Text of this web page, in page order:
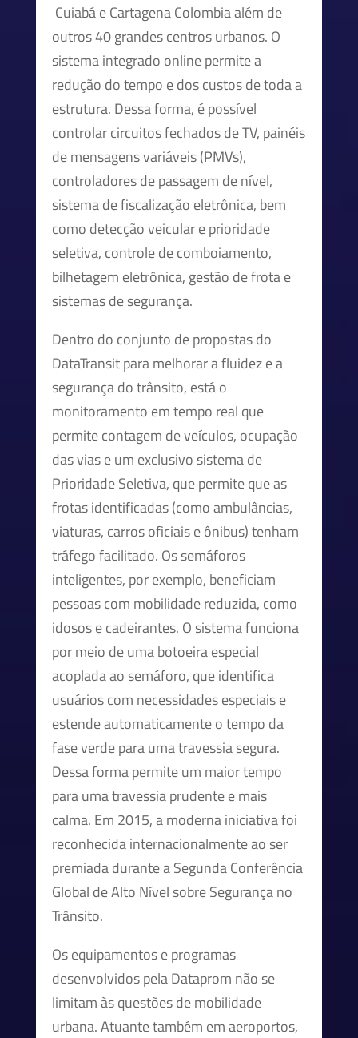
Cuiabá e Cartagena Colombia além de
outros 40 grandes centros urbanos. O
sistema integrado online permite a
redução do tempo e dos custos de toda a
estrutura. Dessa forma, é possível
controlar circuitos fechados de TV, painéis
de mensagens variáveis (PMVs),
controladores de passagem de nível,
sistema de fiscalização eletrônica, bem
como detecção veicular e prioridade
seletiva, controle de comboiamento,
bilhetagem eletrônica, gestão de frota e
sistemas de segurança.
Dentro do conjunto de propostas do
DataTransit para melhorar a fluidez e a
segurança do trânsito, está o
monitoramento em tempo real que
permite contagem de veículos, ocupação
das vias e um exclusivo sistema de
Prioridade Seletiva, que permite que as
frotas identificadas (como ambulâncias,
viaturas, carros oficiais e ônibus) tenham
tráfego facilitado. Os semáforos
inteligentes, por exemplo, beneficiam
pessoas com mobilidade reduzida, como
idosos e cadeirantes. O sistema funciona
por meio de uma botoeira especial
acoplada ao semáforo, que identifica
usuários com necessidades especiais e
estende automaticamente o tempo da
fase verde para uma travessia segura.
Dessa forma permite um maior tempo
para uma travessia prudente e mais
calma. Em 2015, a moderna iniciativa foi
reconhecida internacionalmente ao ser
premiada durante a Segunda Conferência
Global de Alto Nível sobre Segurança no
Trânsito.
Os equipamentos e programas
desenvolvidos pela Dataprom não se
limitam às questões de mobilidade
urbana. Atuante também em aeroportos,